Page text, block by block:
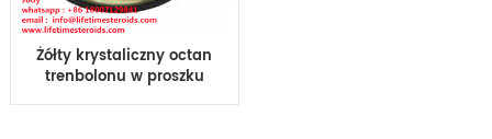
Żółty krystaliczny octan
trenbolonu w proszku